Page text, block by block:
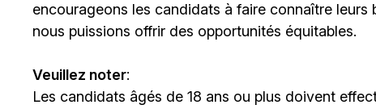
encourageons les candidats à faire connaître
nous puissions offrir des opportunités équitables.
Veuillez noter:
Les candidats âgés de 18 ans ou plus doivent